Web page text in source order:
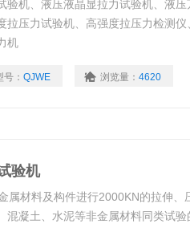
验机、液压液晶显拉力试验机、液压
拉压力试验机、高强度拉压力检测仪
机
号： QJWE 浏览量： 4620
验机
属材料及构件进行2000KN的拉伸、
凝土、水泥等非金属材料同类试验